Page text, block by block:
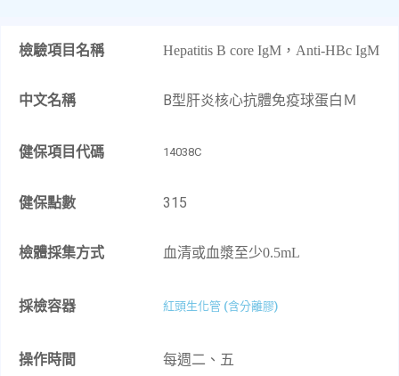
檢驗項目名稱 Hepatitis B core IgM ， Anti-HBc IgM
中文名稱 B型肝炎核心抗體免疫球蛋白Ｍ​
健保項目代碼 14038C
健保點數 315
檢體採集方式 血清或血漿至少0.5mL
採檢容器 紅頭生化管 (含分離膠)
操作時間 每週二、五